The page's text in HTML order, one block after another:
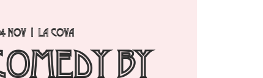
Nov
  |
La Cova
by